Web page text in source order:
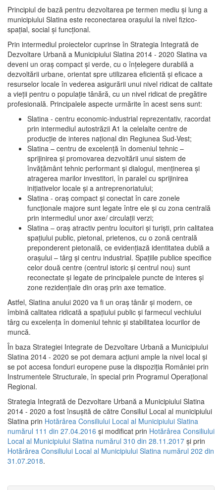
Principiul de bază pentru dezvoltarea pe termen mediu şi lung a
municipiului Slatina este reconectarea oraşului la nivel fizico-
spaţial, social şi funcţional.
Prin intermediul proiectelor cuprinse în Strategia Integrată de
Dezvoltare Urbană a Municipiului Slatina 2014 - 2020 Slatina va
deveni un oraş compact şi verde, cu o înţelegere durabilă a
dezvoltării urbane, orientat spre utilizarea eficientă şi eficace a
resurselor locale în vederea asigurării unui nivel ridicat de calitate
a vieţii pentru o populaţie tânără, cu un nivel ridicat de pregătire
profesională. Principalele aspecte urmărite în acest sens sunt:
Slatina - centru economic-industrial reprezentativ, racordat
prin intermediul autostrăzii A1 la celelalte centre de
producţie de interes naţional din Regiunea Sud-Vest;
Slatina – centru de excelenţă în domeniul tehnic –
sprijinirea şi promovarea dezvoltării unui sistem de
învăţământ tehnic performant şi dialogul, menţinerea şi
atragerea marilor investitori, în paralel cu sprijinirea
iniţiativelor locale şi a antreprenoriatului;
Slatina - oraş compact şi conectat în care zonele
funcţionale majore sunt legate între ele şi cu zona centrală
prin intermediul unor axe/ circulații verzi;
Slatina – oraş atractiv pentru locuitori şi turişti, prin calitatea
spaţiului public, pietonal, prietenos, cu o zonă centrală
preponderent pietonală, ce evidenţiază identitatea dublă a
oraşului – târg şi centru industrial. Spaţiile publice specifice
celor două centre (centrul istoric şi centrul nou) sunt
reconectate şi legate de principalele puncte de interes şi
zone rezidenţiale din oraş prin axe tematice.
Astfel, Slatina anului 2020 va fi un oraş tânăr şi modern, ce
îmbină calitatea ridicată a spaţiului public şi farmecul vechiului
târg cu excelenţa în domeniul tehnic şi stabilitatea locurilor de
muncă.
În baza Strategiei Integrate de Dezvoltare Urbană a Municipiului
Slatina 2014 - 2020 se pot demara acţiuni ample la nivel local şi
se pot accesa fonduri europene puse la dispoziţia României prin
Instrumentele Structurale, în special prin Programul Operațional
Regional.
Strategia Integrată de Dezvoltare Urbană a Municipiului Slatina
2014 - 2020 a fost însuşită de către Consiliul Local al municipiului
Slatina prin Hotărârea Consiliului Local al Municipiului Slatina
numărul 111 din 27.04.2016 și modificat prin Hotărârea Consiliului
Local al Municipiului Slatina numărul 310 din 28.11.2017 și prin
Hotărârea Consiliului Local al Municipiului Slatina numărul 202 din
31.07.2018.